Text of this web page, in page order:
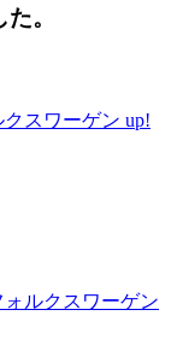
。
スワーゲン up!
ルクスワーゲン